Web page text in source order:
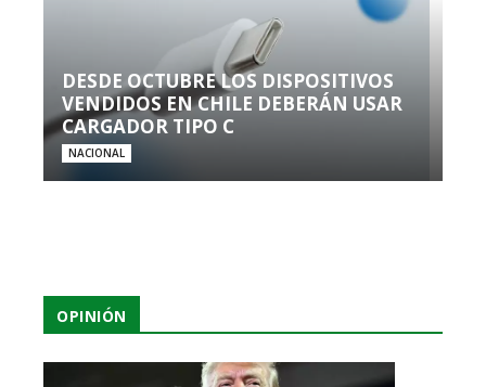
DESDE OCTUBRE LOS DISPOSITIVOS
VENDIDOS EN CHILE DEBERÁN USAR
CARGADOR TIPO C
NACIONAL
OPINIÓN